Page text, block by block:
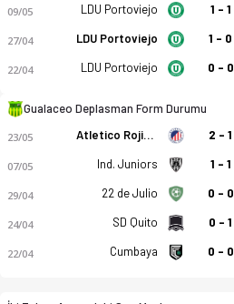
09/05 LDU Portoviejo 1 - 1
27/04 LDU Portoviejo 1 - 0
22/04 LDU Portoviejo 0 - 0
Gualaceo Deplasman Form Durumu
23/05 Atletico Rojiblanco 2 - 1
07/05 Ind. Juniors 1 - 1
29/04 22 de Julio 0 - 0
24/04 SD Quito 0 - 1
22/04 Cumbaya 0 - 0